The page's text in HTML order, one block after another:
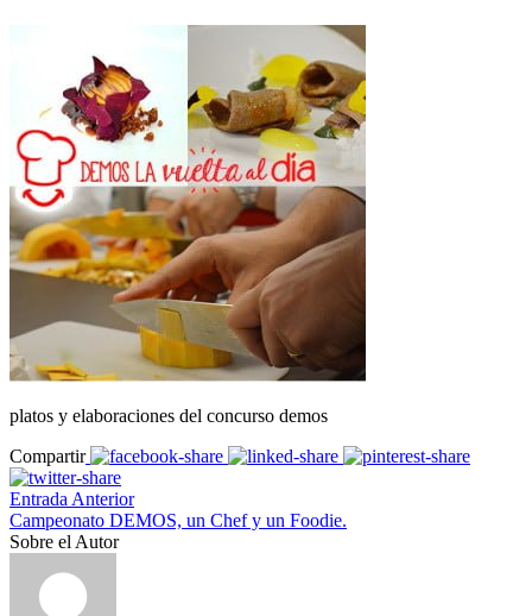
platos y elaboraciones del concurso demos
Compartir
Entrada Anterior
Campeonato DEMOS, un Chef y un Foodie.
Sobre el Autor